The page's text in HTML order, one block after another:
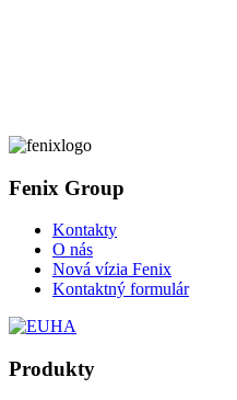
Fenix Group
Kontakty
O nás
Nová vízia Fenix
Kontaktný formulár
Produkty